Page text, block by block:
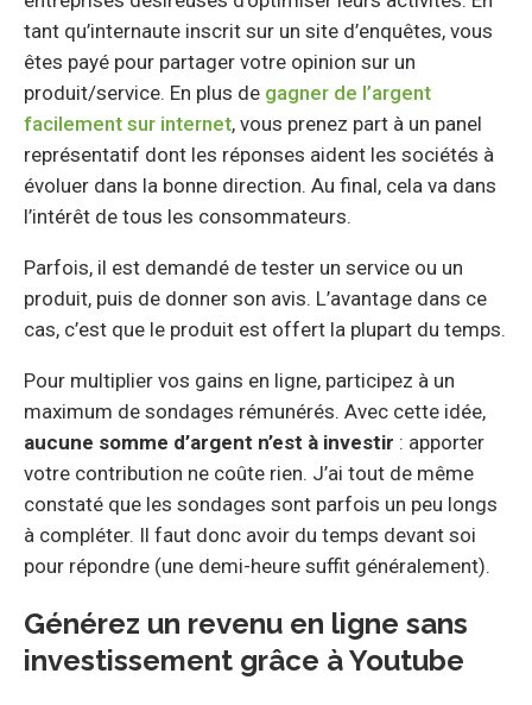
tant qu’internaute inscrit sur un site d’enquêtes, vous
êtes payé pour partager votre opinion sur un
produit/service. En plus de gagner de l’argent
facilement sur internet, vous prenez part à un panel
représentatif dont les réponses aident les sociétés à
évoluer dans la bonne direction. Au final, cela va dans
l’intérêt de tous les consommateurs.
Parfois, il est demandé de tester un service ou un
produit, puis de donner son avis. L’avantage dans ce
cas, c’est que le produit est offert la plupart du temps.
Pour multiplier vos gains en ligne, participez à un
maximum de sondages rémunérés. Avec cette idée,
aucune somme d’argent n’est à investir : apporter
votre contribution ne coûte rien. J’ai tout de même
constaté que les sondages sont parfois un peu longs
à compléter. Il faut donc avoir du temps devant soi
pour répondre (une demi-heure suffit généralement).
Générez un revenu en ligne sans
investissement grâce à Youtube